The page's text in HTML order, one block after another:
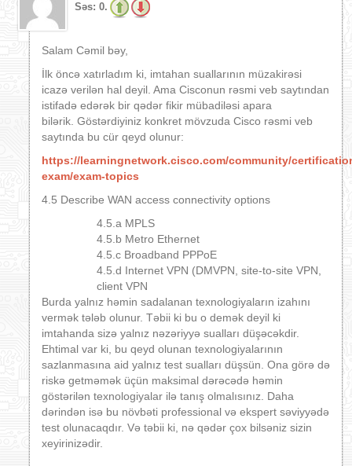
Səs: 0.
Salam Cəmil bəy,
İlk öncə xatırladım ki, imtahan suallarının müzakirəsi
icazə verilən hal deyil. Ama Cisconun rəsmi veb saytından
istifadə edərək bir qədər fikir mübadiləsi apara
bilərik. Göstərdiyiniz konkret mövzuda Cisco rəsmi veb
saytında bu cür qeyd olunur:
https://learningnetwork.cisco.com/community/
exam/exam-topics
4.5 Describe WAN access connectivity options
4.5.a MPLS
4.5.b Metro Ethernet
4.5.c Broadband PPPoE
4.5.d Internet VPN (DMVPN, site-to-site VPN,
client VPN
Burda yalnız həmin sadalanan texnologiyaların izahını
vermək tələb olunur. Təbii ki bu o demək deyil ki
imtahanda sizə yalnız nəzəriyyə sualları düşəcəkdir.
Ehtimal var ki, bu qeyd olunan texnologiyalarının
sazlanmasına aid yalnız test sualları düşsün. Ona görə də
riskə getməmək üçün maksimal dərəcədə həmin
göstərilən texnologiyalar ilə tanış olmalısınız. Daha
dərindən isə bu növbəti professional və ekspert səviyyədə
test olunacaqdır. Və təbii ki, nə qədər çox bilsəniz sizin
xeyirinizədir.